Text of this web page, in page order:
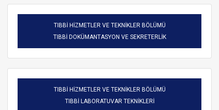
TIBBİ HİZMETLER VE TEKNİKLER BÖLÜMÜ
TIBBİ DOKÜMANTASYON VE SEKRETERLİK
TIBBİ HİZMETLER VE TEKNİKLER BÖLÜMÜ
TIBBİ LABORATUVAR TEKNİKLERİ